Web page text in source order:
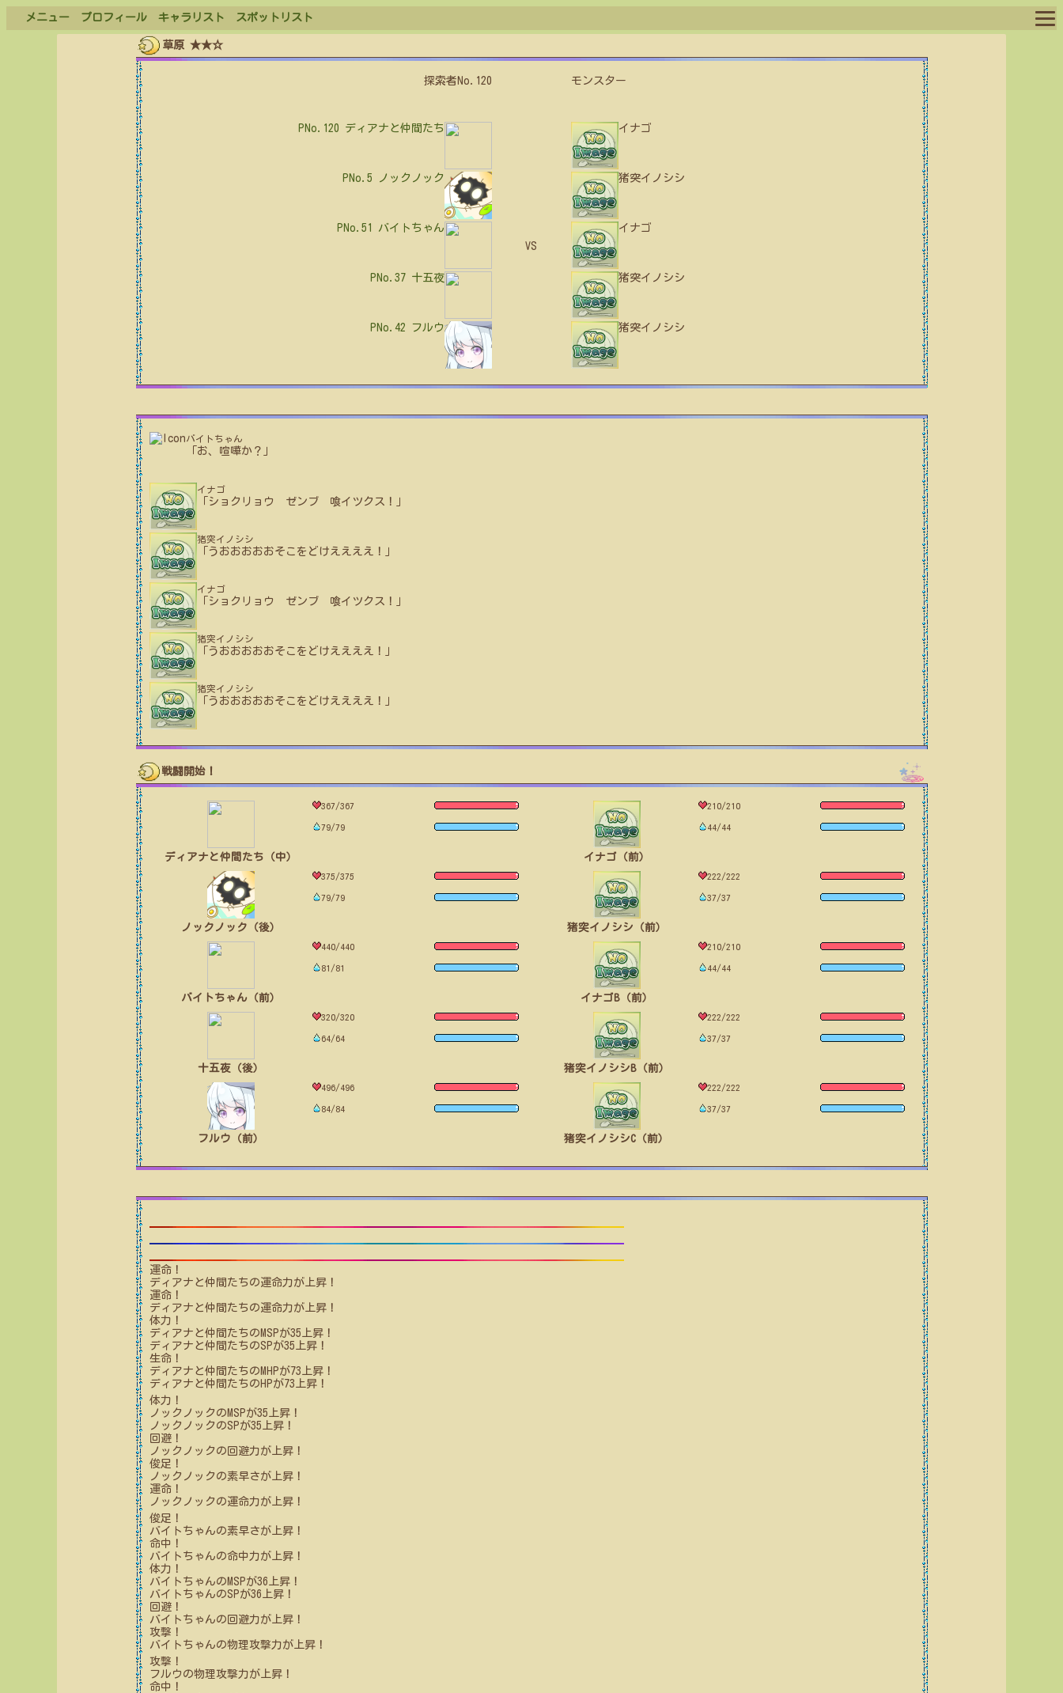
メニュー プロフィール キャラリスト スポットリスト
ログイン
ログアウト
草原 ★★☆
探索者No.120 モンスター
PNo.120 ディアナと仲間たち
VS
イナゴ
PNo.5 ノックノック 猪突イノシシ
PNo.51 バイトちゃん イナゴ
PNo.37 十五夜 猪突イノシシ
PNo.42 フルウ 猪突イノシシ
バイトちゃん
「お、喧嘩か？」
イナゴ
「ショクリョウ ゼンブ 喰イツクス！」
猪突イノシシ
「うおおおおおそこをどけええええ！」
イナゴ
「ショクリョウ ゼンブ 喰イツクス！」
猪突イノシシ
「うおおおおおそこをどけええええ！」
猪突イノシシ
「うおおおおおそこをどけええええ！」
戦闘開始！
ディアナと仲間たち（中）
367/367
79/79
ノックノック（後）
375/375
79/79
バイトちゃん（前）
440/440
81/81
十五夜（後）
320/320
64/64
フルウ（前）
496/496
84/84
イナゴ（前）
210/210
44/44
猪突イノシシ（前）
222/222
37/37
イナゴB（前）
210/210
44/44
猪突イノシシB（前）
222/222
37/37
猪突イノシシC（前）
222/222
37/37
運命！
ディアナと仲間たち の運命力が上昇！
運命！
ディアナと仲間たち の運命力が上昇！
体力！
ディアナと仲間たち のMSPが35 上昇！
ディアナと仲間たち のSPが35 上昇！
生命！
ディアナと仲間たち のMHPが73 上昇！
ディアナと仲間たち のHPが73 上昇！
体力！
ノックノック のMSPが35 上昇！
ノックノック のSPが35 上昇！
回避！
ノックノック の回避力が上昇！
俊足！
ノックノック の素早さが上昇！
運命！
ノックノック の運命力が上昇！
俊足！
バイトちゃんの素早さが上昇！
命中！
バイトちゃんの命中力が上昇！
体力！
バイトちゃんのMSPが36 上昇！
バイトちゃんのSPが36 上昇！
回避！
バイトちゃんの回避力が上昇！
攻撃！
バイトちゃんの物理攻撃力が上昇！
攻撃！
フルウ の物理攻撃力が上昇！
命中！